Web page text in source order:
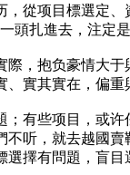
從项目標選定
頭扎進去，注定
，抱负豪情大
實其實在，偏重
有些项目，或
听，就去越國
擇有問題，盲目